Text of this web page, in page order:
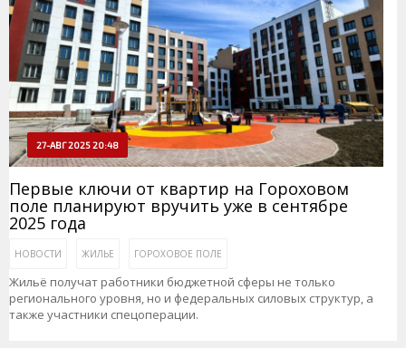
27-АВГ 2025 20:48
Первые ключи от квартир на Гороховом
поле планируют вручить уже в сентябре
2025 года
НОВОСТИ ЖИЛЬЕ ГОРОХОВОЕ ПОЛЕ
Жильё получат работники бюджетной сферы не только
регионального уровня, но и федеральных силовых структур, а
также участники спецоперации.